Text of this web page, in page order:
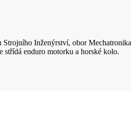
Inženýrství, obor
střídá enduro motorku a horské kolo.